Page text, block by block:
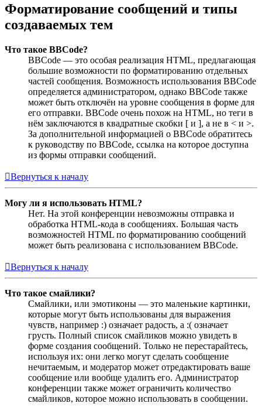
Форматирование сообщений и типы
создаваемых тем
Что такое BBCode?
BBCode — это особая реализация HTML, предлагающая
большие возможности по форматированию отдельных
частей сообщения. Возможность использования BBCode
определяется администратором, однако BBCode также
может быть отключён на уровне сообщения в форме для
его отправки. BBCode очень похож на HTML, но теги в
нём заключаются в квадратные скобки [ и ], а не в < и >.
За дополнительной информацией о BBCode обратитесь
к руководству по BBCode, ссылка на которое доступна
из формы отправки сообщений.
Вернуться к началу
Могу ли я использовать HTML?
Нет. На этой конференции невозможны отправка и
обработка HTML-кода в сообщениях. Большая часть
возможностей HTML по форматированию сообщений
может быть реализована с использованием BBCode.
Вернуться к началу
Что такое смайлики?
Смайлики, или эмотиконы — это маленькие картинки,
которые могут быть использованы для выражения
чувств, например :) означает радость, а :( означает
грусть. Полный список смайликов можно увидеть в
форме создания сообщений. Только не перестарайтесь,
используя их: они легко могут сделать сообщение
нечитаемым, и модератор может отредактировать ваше
сообщение или вообще удалить его. Администратор
конференции также может ограничить количество
смайликов, которое можно использовать в сообщении.